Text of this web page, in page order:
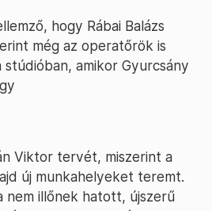
hogy Rábai Balázs
még az operatőrök is
amikor Gyurcsány
Viktor tervét, miszerint a
új munkahelyeket teremt.
nem illőnek hatott, újszerű